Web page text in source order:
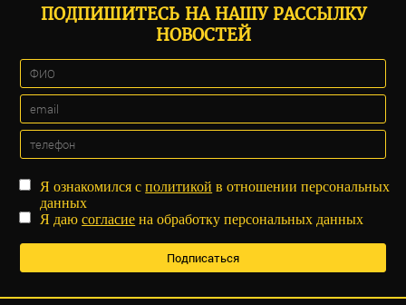
ПОДПИШИТЕСЬ НА НАШУ РАССЫЛКУ
НОВОСТЕЙ
Я ознакомился сполитикой в отношении персональных
данных
Я даюсогласие на обработку персональных данных